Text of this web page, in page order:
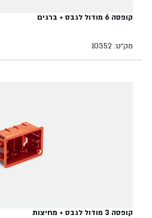
קופסה 6 מודול לגבס + ברגים
מק״ט: 10352
קופסה 3 מודול לגבס + מחיצות